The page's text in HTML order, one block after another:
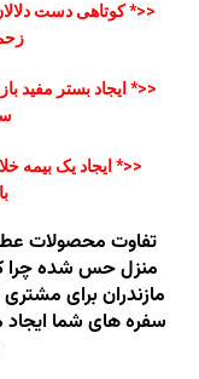
<<*کوتاهی دست
<<* ایجاد بستر مفید
<<* ایجاد یک بیمه
تفاوت محصولات
منزل حس شده چرا
مازندران برای
سفره های شما ایجاد